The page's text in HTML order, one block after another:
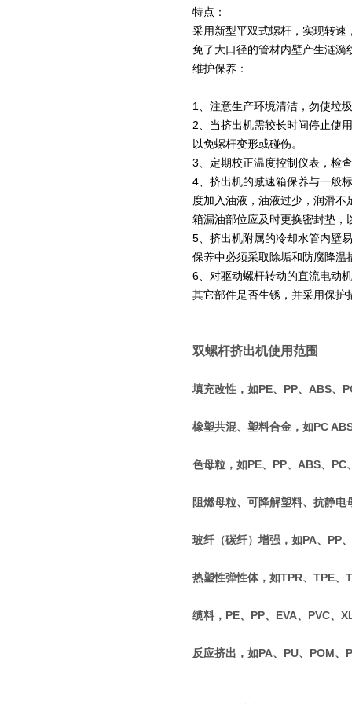
特点：
采用新型平双式螺杆，实现转
免了大口径的管材内壁产生涟漪
维护保养：
1
、注意生产环境清洁，勿使垃
2 、当挤出机需较长时间停止
以免螺杆变形或碰伤。
3 、定期校正温度控制仪表，检
4 、挤出机的减速箱保养与一
度加入油液，油液过少，润滑
箱漏油部位应及时更换密封垫，
5 、挤出机附属的冷却水管内
保养中必须采取除垢和防腐降温
6 、对驱动螺杆转动的直流电
其它部件是否生锈，并采用保护
双螺杆挤出机使用范围
填充改性，如PE、PP、ABS、
橡塑共混、塑料合金，如PC
色母粒，如PE、PP、ABS、PC
阻燃母粒、可降解塑料、抗静电
玻纤（碳纤）增强，如PA、PP
热塑性弹性体，如TPR、TPE、
缆料，PE、PP、EVA、PVC、
反应挤出，如PA、PU、POM、